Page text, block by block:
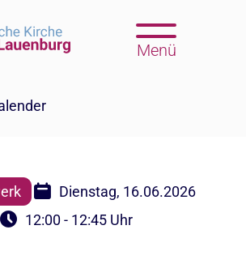
Menü
Dienstag, 16.06.2026
12:00 - 12:45 Uhr